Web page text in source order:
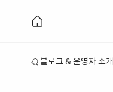
블로그 & 운영자 소개